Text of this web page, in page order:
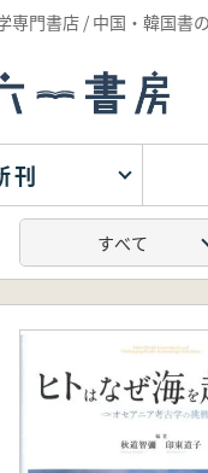
専門書店 / 中国・韓国書
刊